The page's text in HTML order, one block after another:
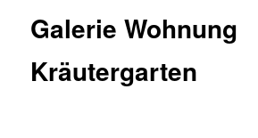
Galerie Wohnung
Kräutergarten